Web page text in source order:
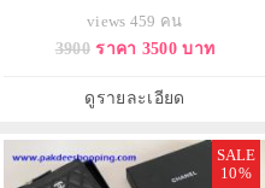
views 459 คน
3900 ราคา 3500 บาท
ดูรายละเอียด
SALE
10%